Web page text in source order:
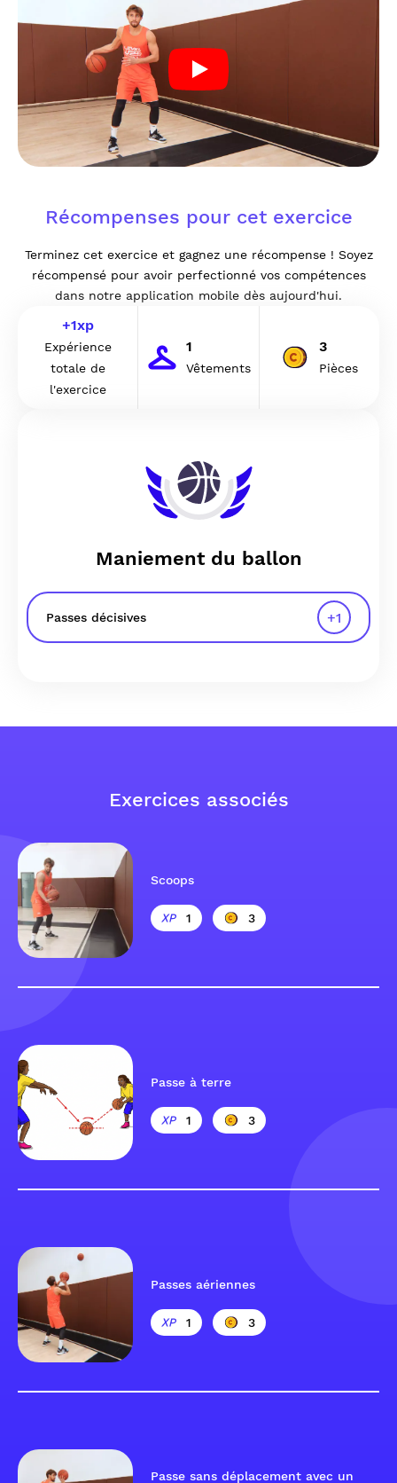
Récompenses pour cet exercice
Terminez cet exercice et gagnez une récompense ! Soyez
récompensé pour avoir perfectionné vos compétences
dans notre application mobile dès aujourd'hui.
+1xp
Expérience
totale de
l'exercice
1
Vêtements
3
Pièces
Maniement du ballon
Passes décisives +1
Exercices associés
Scoops
1 3
Passe à terre
1 3
Passes aériennes
1 3
Passe sans déplacement avec un